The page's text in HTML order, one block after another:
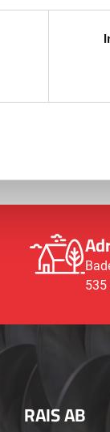
om
535
RAIS AB